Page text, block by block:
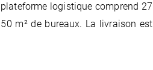
logistique comprend 27
m² de bureaux. La livraison est